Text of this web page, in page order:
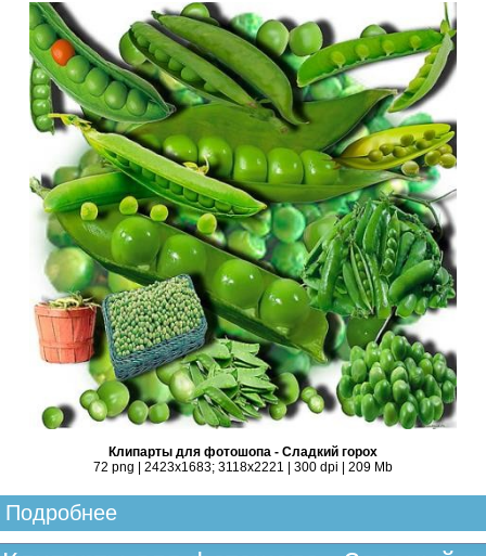
Клипарты для фотошопа - Сладкий горох
72 png | 2423x1683; 3118х2221 | 300 dpi | 209 Mb
Подробнее